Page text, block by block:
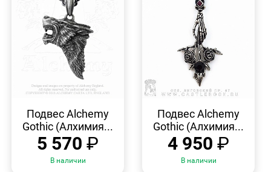
ПРОСМОТР
Подвес Alchemy
Gothic (Алхимия...
5 570 ₽
В наличии
ПРОСМОТР
Подвес Alchemy
Gothic (Алхимия...
4 950 ₽
В наличии